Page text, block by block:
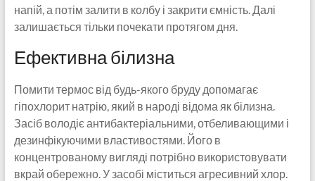
напій, а потім залити в колбу і закрити ємність. Далі
залишається тільки почекати протягом дня.
Ефективна білизна
Помити термос від будь-якого бруду допомагає
гіпохлорит натрію, який в народі відома як білизна.
Засіб володіє антибактеріальними, отбеливающими і
дезинфікуючими властивостями. Його в
концентрованому вигляді потрібно використовувати
вкрай обережно. У засобі міститься агресивний хлор.